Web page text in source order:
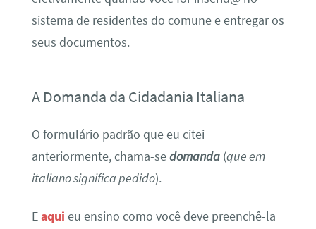
sistema de residentes do comune e entregar os
seus documentos.
A Domanda da Cidadania Italiana
O formulário padrão que eu citei
anteriormente, chama-sedomanda(que em
italiano significa pedido).
Eaqui eu ensino como você deve preenchê-la